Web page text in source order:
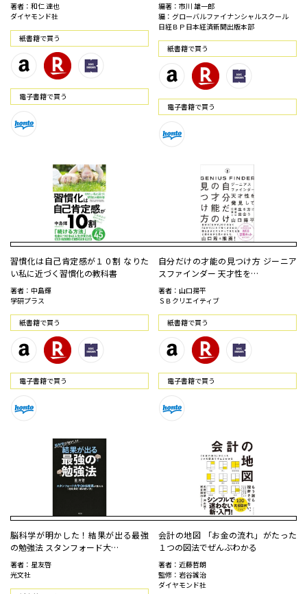
著者：和仁 達也
ダイヤモンド社
紙書籍で買う
電⼦書籍で買う
編著：市川 雄一郎
編：グローバルファイナンシャルスクール
日経ＢＰ日本経済新聞出版本部
紙書籍で買う
電⼦書籍で買う
習慣化は自己肯定感が１０割 なりた
い私に近づく習慣化の教科書
著者：中島輝
学研プラス
紙書籍で買う
電⼦書籍で買う
自分だけの才能の見つけ方 ジーニア
スファインダー 天才性を…
著者：山口揚平
ＳＢクリエイティブ
紙書籍で買う
電⼦書籍で買う
脳科学が明かした！結果が出る最強
の勉強法 スタンフォード大…
著者：星友啓
光文社
会計の地図 「お金の流れ」がたった
１つの図法でぜんぶわかる
著者：近藤哲朗
監修：岩谷誠治
ダイヤモンド社